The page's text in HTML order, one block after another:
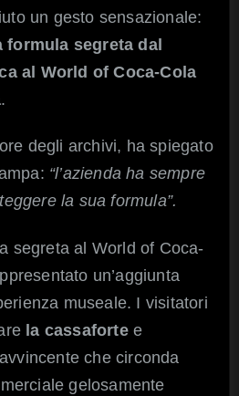
un gesto sensazionale:
formula segreta dal
al World of Coca-Cola
.
degli archivi, ha spiegato
“l’azienda ha sempre
la sua formula”.
segreta al World of Coca-
un’aggiunta
museale. I visitatori
la cassafortee
che circonda
gelosamente